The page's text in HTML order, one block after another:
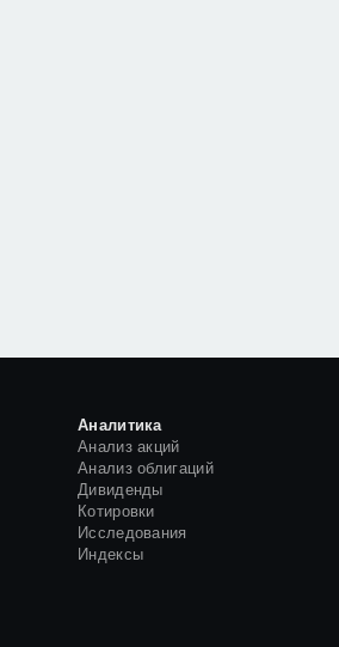
Аналитика
Анализ акций
Анализ облигаций
Дивиденды
Котировки
Исследования
Индексы